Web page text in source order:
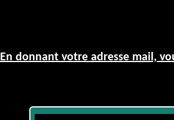
En donnant votre adresse mail,